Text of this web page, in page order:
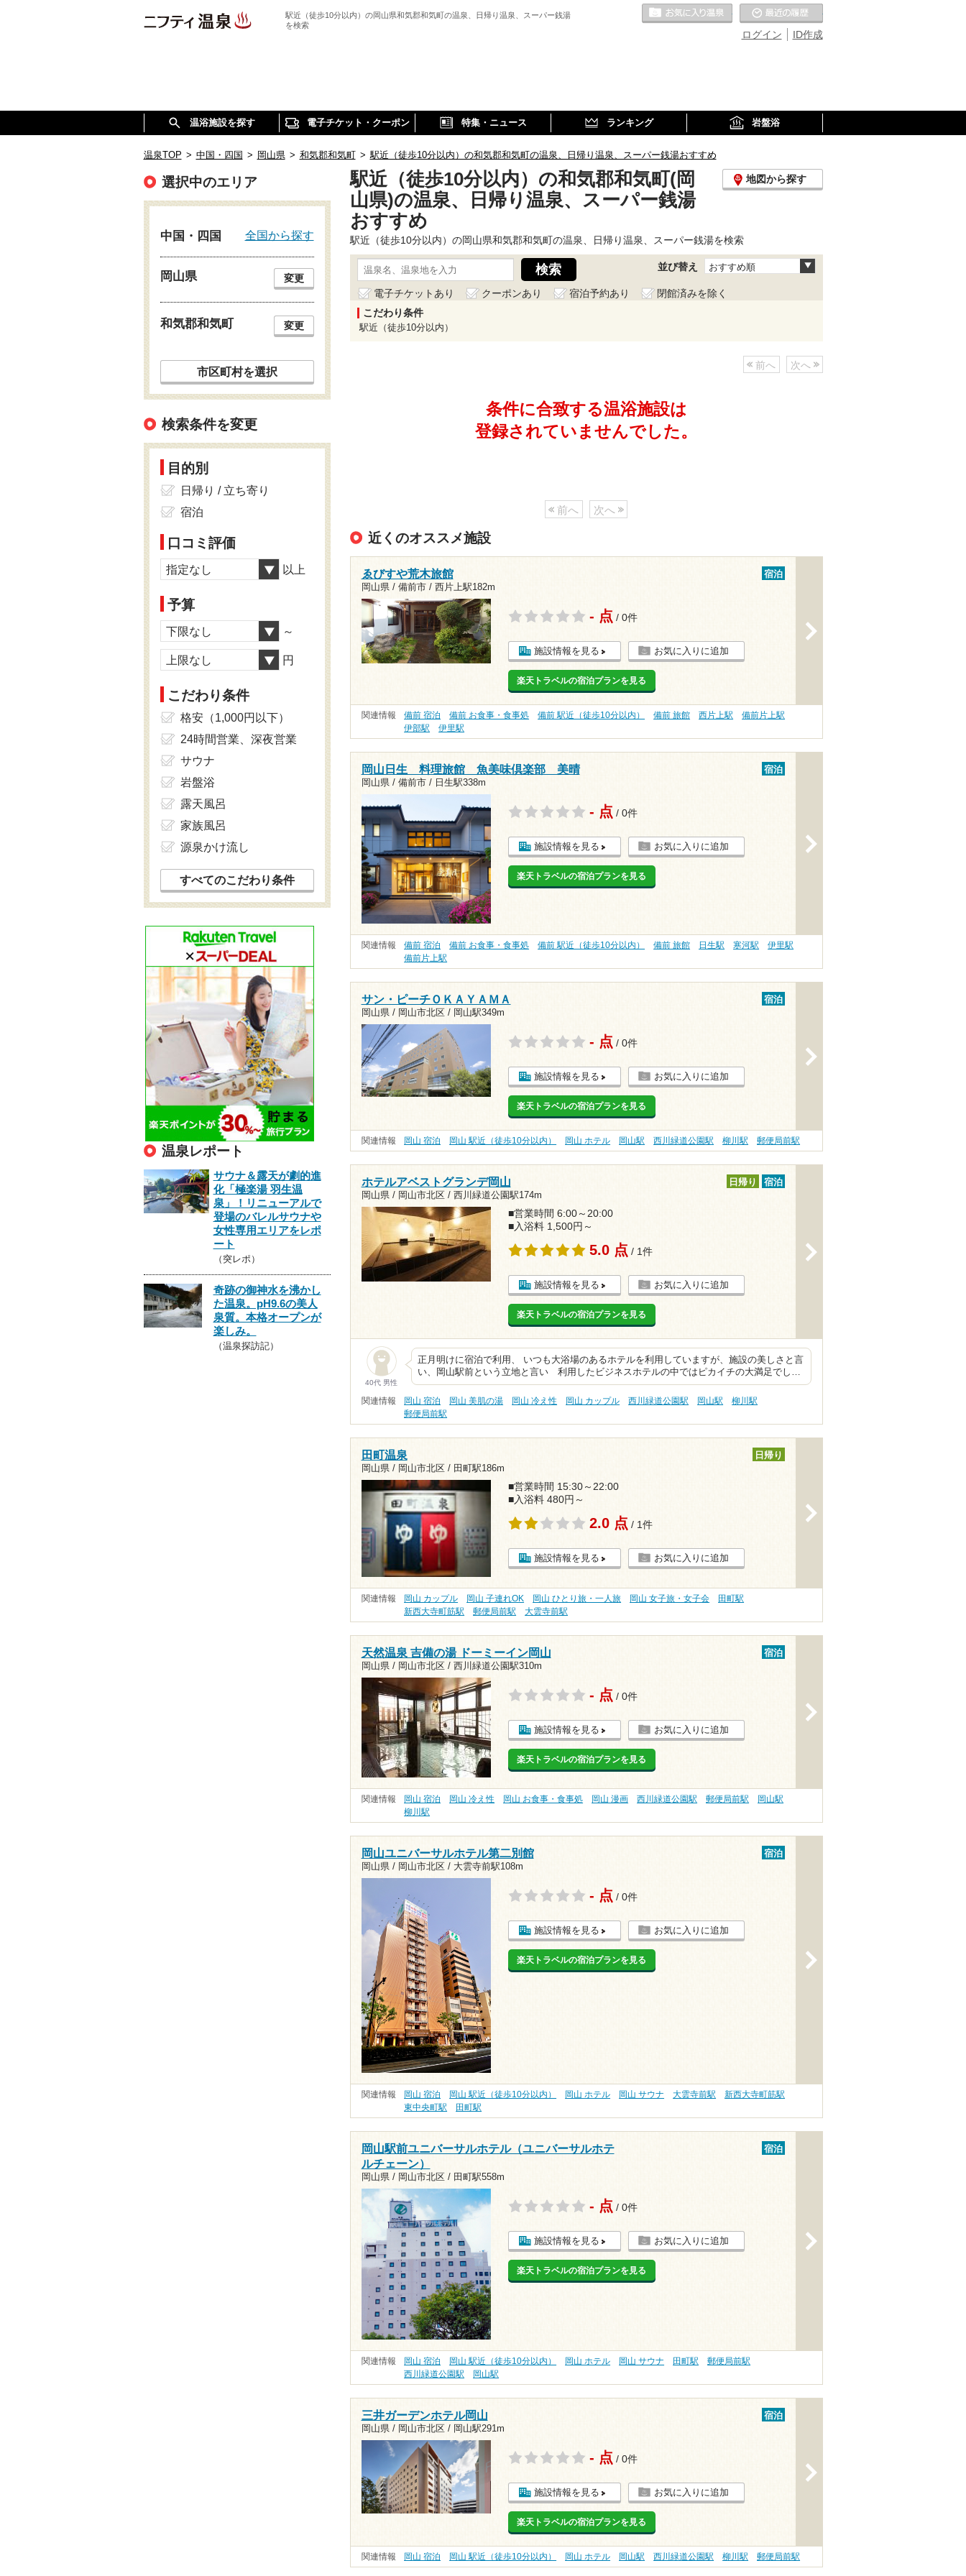
駅近（徒歩10分以内）の岡山県和気郡和気町の温泉、日帰り温泉、スーパー銭湯
を検索
ID作成
ログイン
お気に入りの温泉
温浴施設を探す 電子チケット・クーポン 特集・ニュース ランキング 岩盤浴
温泉TOP > 中国・四国 > 岡山県 > 和気郡和気町 > 駅近（徒歩10分以内）の和気郡和気町の温泉、日帰り温泉、スーパー銭湯おすすめ
駅近（徒歩10分以内）の和気郡和気町(岡
山県)の温泉、日帰り温泉、スーパー銭湯
おすすめ
地図から探す
駅近（徒歩10分以内）の岡山県和気郡和気町の温泉、日帰り温泉、スーパー銭湯を検索
並び替え おすすめ順
電子チケットあり クーポンあり 宿泊予約あり
閉館済みを除く
こだわり条件
駅近（徒歩10分以内）
前へ 次へ
条件に合致する温浴施設は
登録されていませんでした。
前へ 次へ
近くのオススメ施設
ゑびすや荒木旅館
岡山県 / 備前市 / 西片上駅182m
宿泊
- 点 / 0件
施設情報を見る お気に入りに追加
楽天トラベルの宿泊プランを見る
関連情報 備前 宿泊 備前 お食事・食事処 備前 駅近（徒歩10分以内） 備前 旅館 西片上駅
備前片上駅
伊部駅
伊里駅
岡山日生 料理旅館 魚美味倶楽部 美晴
岡山県 / 備前市 / 日生駅338m
宿泊
- 点 / 0件
施設情報を見る お気に入りに追加
楽天トラベルの宿泊プランを見る
関連情報 備前 宿泊 備前 お食事・食事処 備前 駅近（徒歩10分以内） 備前 旅館 日生駅 寒河駅
伊里駅
備前片上駅
サン・ピーチＯＫＡＹＡＭＡ
岡山県 / 岡山市北区 / 岡山駅349m
宿泊
- 点 / 0件
施設情報を見る お気に入りに追加
楽天トラベルの宿泊プランを見る
関連情報 岡山 宿泊 岡山 駅近（徒歩10分以内） 岡山 ホテル 岡山駅 西川緑道公園駅 柳川駅 郵便局前駅
ホテルアベストグランデ岡山
岡山県 / 岡山市北区 / 西川緑道公園駅174m
日帰り 宿泊
■営業時間 6:00～20:00
■入浴料 1,500円～
5.0 点 / 1件
施設情報を見る お気に入りに追加
楽天トラベルの宿泊プランを見る
40代 男性
正月明けに宿泊で利用、 いつも大浴場のあるホテルを利用していますが、施設の美しさと言
い、岡山駅前という立地と言い 利用したビジネスホテルの中ではピカイチの大満足でし…
関連情報 岡山 宿泊 岡山 美肌の湯 岡山 冷え性 岡山 カップル 西川緑道公園駅 岡山駅
柳川駅
郵便局前駅
田町温泉
岡山県 / 岡山市北区 / 田町駅186m
日帰り
■営業時間 15:30～22:00
■入浴料 480円～
2.0 点 / 1件
施設情報を見る お気に入りに追加
関連情報 岡山 カップル 岡山 子連れOK 岡山 ひとり旅・一人旅 岡山 女子旅・女子会
田町駅
新西大寺町筋駅
郵便局前駅 大雲寺前駅
天然温泉 吉備の湯 ドーミーイン岡山
岡山県 / 岡山市北区 / 西川緑道公園駅310m
宿泊
- 点 / 0件
施設情報を見る お気に入りに追加
楽天トラベルの宿泊プランを見る
関連情報 岡山 宿泊 岡山 冷え性 岡山 お食事・食事処 岡山 漫画 西川緑道公園駅 郵便局前駅
岡山駅
柳川駅
岡山ユニバーサルホテル第二別館
岡山県 / 岡山市北区 / 大雲寺前駅108m
宿泊
- 点 / 0件
施設情報を見る お気に入りに追加
楽天トラベルの宿泊プランを見る
関連情報 岡山 宿泊 岡山 駅近（徒歩10分以内） 岡山 ホテル 岡山 サウナ 大雲寺前駅
新西大寺町筋駅
東中央町駅
田町駅
岡山駅前ユニバーサルホテル（ユニバーサルホテ
ルチェーン）
岡山県 / 岡山市北区 / 田町駅558m
宿泊
- 点 / 0件
施設情報を見る お気に入りに追加
楽天トラベルの宿泊プランを見る
関連情報 岡山 宿泊 岡山 駅近（徒歩10分以内） 岡山 ホテル 岡山 サウナ 田町駅
郵便局前駅
西川緑道公園駅
岡山駅
三井ガーデンホテル岡山
岡山県 / 岡山市北区 / 岡山駅291m
宿泊
- 点 / 0件
施設情報を見る お気に入りに追加
楽天トラベルの宿泊プランを見る
関連情報 岡山 宿泊 岡山 駅近（徒歩10分以内） 岡山 ホテル 岡山駅 西川緑道公園駅 柳川駅 郵便局前駅
選択中のエリア
中国・四国 全国から探す
岡山県 変更
和気郡和気町 変更
市区町村を選択
検索条件を変更
目的別
日帰り / 立ち寄り
宿泊
口コミ評価
指定なし 以上
予算
下限なし ～
上限なし 円
こだわり条件
格安（1,000円以下）
24時間営業、深夜営業
サウナ
岩盤浴
露天風呂
家族風呂
源泉かけ流し
すべてのこだわり条件
温泉レポート
サウナ＆露天が劇的進
化「極楽湯 羽生温
泉」！リニューアルで
登場のバレルサウナや
女性専用エリアをレポ
ート
（突レポ）
奇跡の御神水を沸かし
た温泉。pH9.6の美人
泉質。本格オープンが
楽しみ。
（温泉探訪記）